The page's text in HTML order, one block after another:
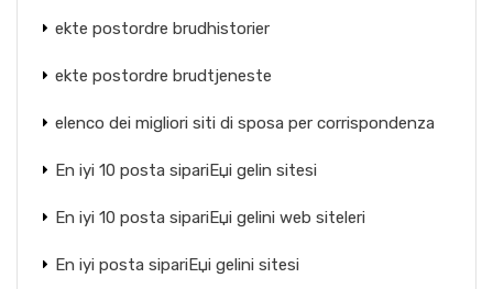
ekte postordre brudhistorier
ekte postordre brudtjeneste
elenco dei migliori siti di sposa per corrispondenza
En iyi 10 posta sipariЕџi gelin sitesi
En iyi 10 posta sipariЕџi gelini web siteleri
En iyi posta sipariЕџi gelini sitesi